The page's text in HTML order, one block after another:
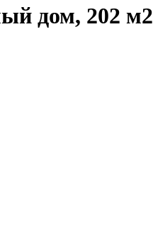
дом, 202 м2